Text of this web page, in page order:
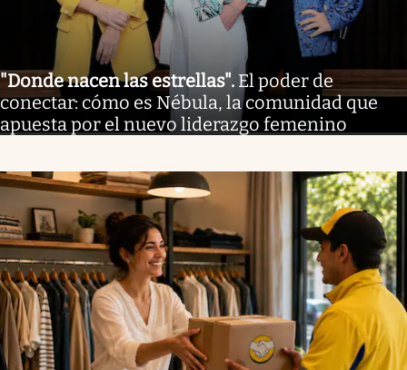
"Donde nacen las estrellas". El poder de
conectar: cómo es Nébula, la comunidad que
apuesta por el nuevo liderazgo femenino